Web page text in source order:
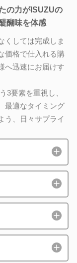
の力がISUZUの
醐味を体感
くしては完成しま
価格で仕入れる購
へ迅速にお届けす
3要素を重視し、
最適なタイミング
う、日々サプライ